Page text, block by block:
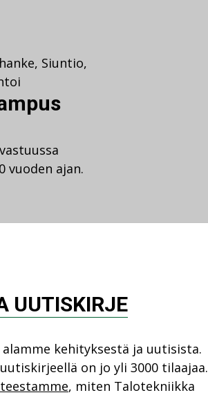
, Siuntio,
vuoden ajan.
Jo…
UUTISKIRJE
kehityksestä ja uutisista.
on jo yli 3000 tilaajaa.
, miten Talotekniikka